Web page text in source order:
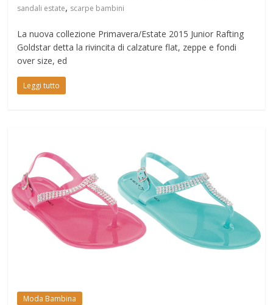
sandali estate, scarpe bambini
La nuova collezione Primavera/Estate 2015 Junior Rafting
Goldstar detta la rivincita di calzature flat, zeppe e fondi
over size, ed
Leggi tutto
Moda Bambina